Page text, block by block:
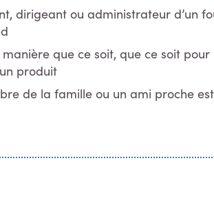
dirigeant ou administrateur d’un
que ce soit, que ce soit pour
produit
de la famille ou un ami proche